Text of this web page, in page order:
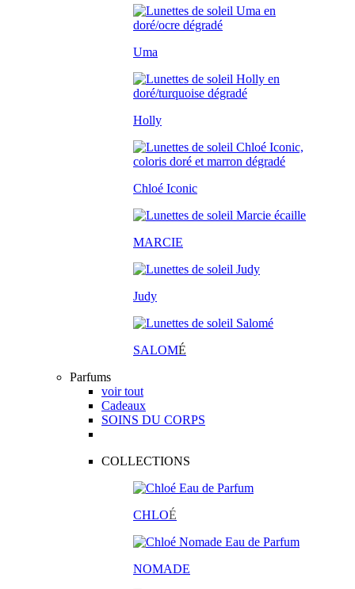
Uma
Holly
Chloé Iconic
MARCIE
Judy
SALOMÉ
Parfums
voir tout
Cadeaux
SOINS DU CORPS
COLLECTIONS
CHLOÉ
NOMADE